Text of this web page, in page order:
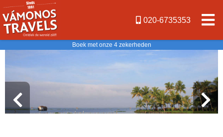
020-6735353
Boek met onze 4 zekerheden